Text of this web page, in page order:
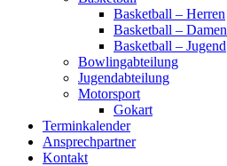
Basketball – Herren
Basketball – Damen
Basketball – Jugend
Bowlingabteilung
Jugendabteilung
Motorsport
Gokart
Terminkalender
Ansprechpartner
Kontakt